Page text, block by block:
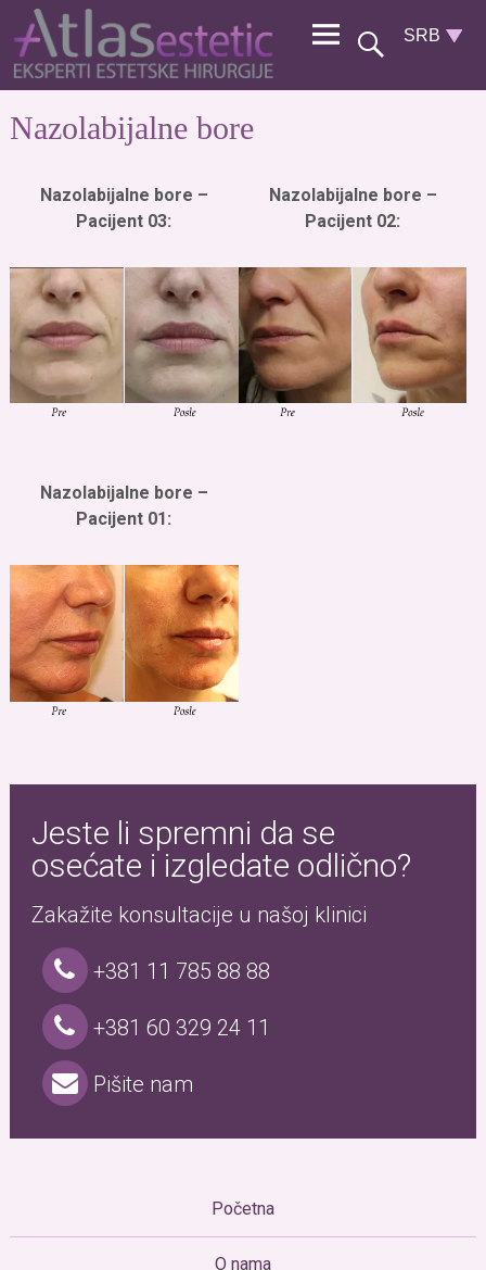
Nazolabijalne bore
Nazolabijalne bore –
Pacijent 03:
Nazolabijalne bore –
Pacijent 02:
Nazolabijalne bore –
Pacijent 01:
Jeste li spremni da se
osećate i izgledate odlično?
Zakažite konsultacije u našoj klinici
+381 11 785 88 88
+381 60 329 24 11
Pišite nam
Početna
O nama